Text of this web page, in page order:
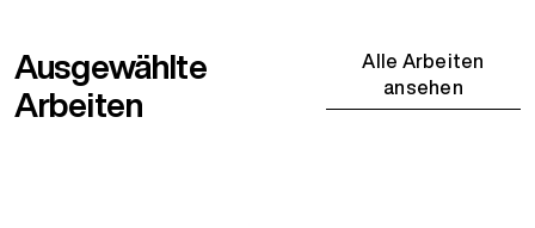
Ausgewählte
Arbeiten
Alle Arbeiten
ansehen